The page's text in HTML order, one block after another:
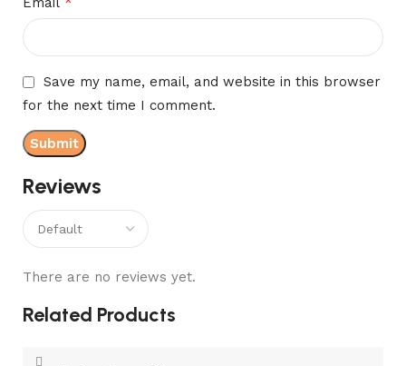
Reviews
There are no reviews yet.
Save my name, email, and website in this browser
for the next time I comment.
Related Products